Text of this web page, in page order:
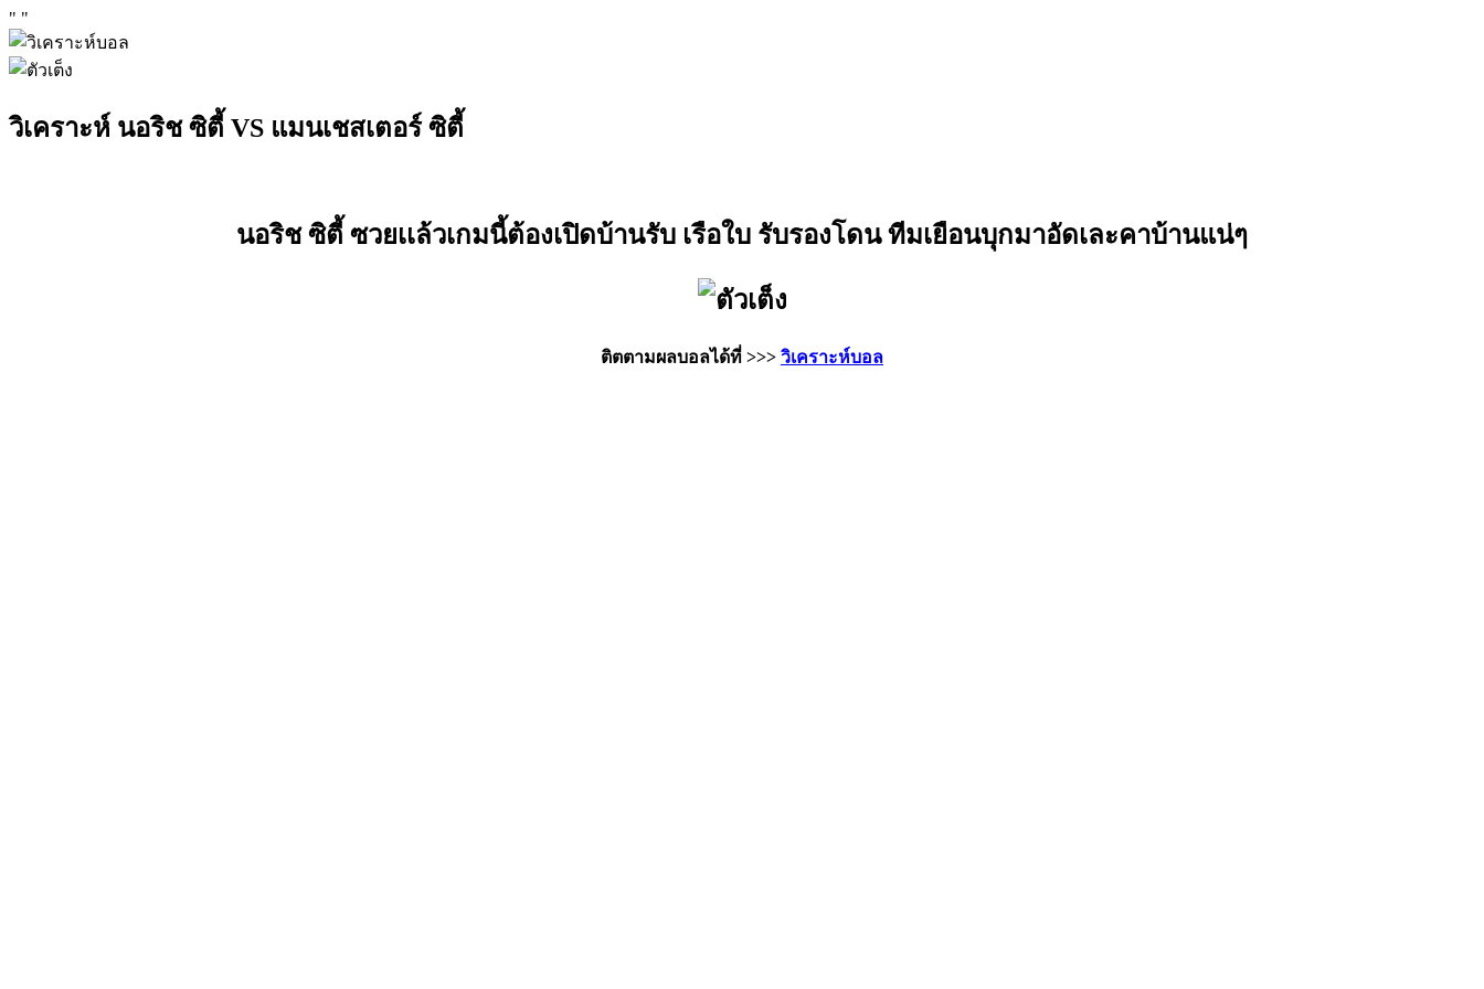
" "
วิเคราะห์ นอริช ซิตี้ VS แมนเชสเตอร์ ซิตี้
นอริช ซิตี้ ซวยเเล้วเกมนี้ต้องเปิดบ้านรับ เรือใบ รับรองโดน ทีมเยือนบุกมาอัดเละคาบ้านแน่ๆ
ติตตามผลบอลได้ที่ >>> วิเคราะห์บอล